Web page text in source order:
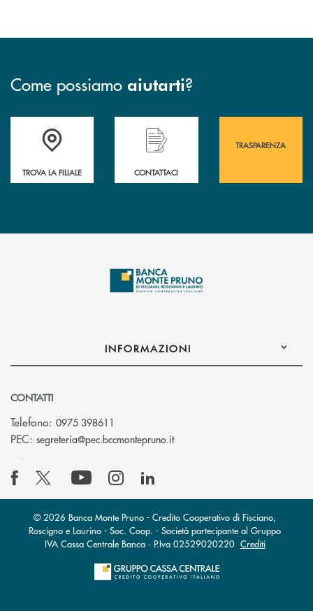
Come possiamo aiutarti?
Accedi all' elenco completo&nbsp; delle&nbsp; filiali&nbsp; di Banca
TROVA LA FILIALE
Hai bisogno di assistenza immediata?
CONTATTACI
TRASPARENZA
INFORMAZIONI
CONTATTI
Telefono: 0975 398611
PEC: segreteria@pec.bccmontepruno.it(si apre l’app di posta
© 2026 Banca Monte Pruno - Credito Cooperativo di Fisciano,
Roscigno e Laurino - Soc. Coop. - Società partecipante al Gruppo
IVA Cassa Centrale Banca · P.Iva 02529020220 Crediti